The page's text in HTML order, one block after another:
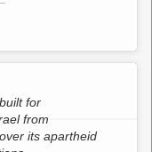
for
from
its apartheid